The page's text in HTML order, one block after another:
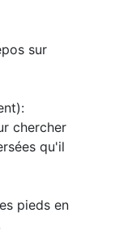
sur
chercher
qu'il
pieds en